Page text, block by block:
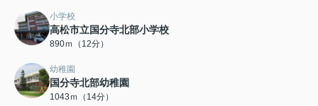
小学校
高松市立国分寺北部小学校
890ｍ（12分）
幼稚園
国分寺北部幼稚園
1043ｍ（14分）